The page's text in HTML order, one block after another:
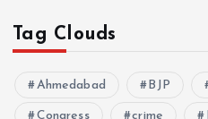
Tag Clouds
Ahmedabad BJP
Congress crime